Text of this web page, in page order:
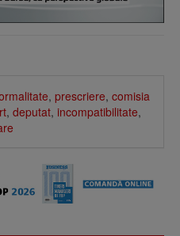
, prescriere, comisia
, deputat, incompatibilitate,